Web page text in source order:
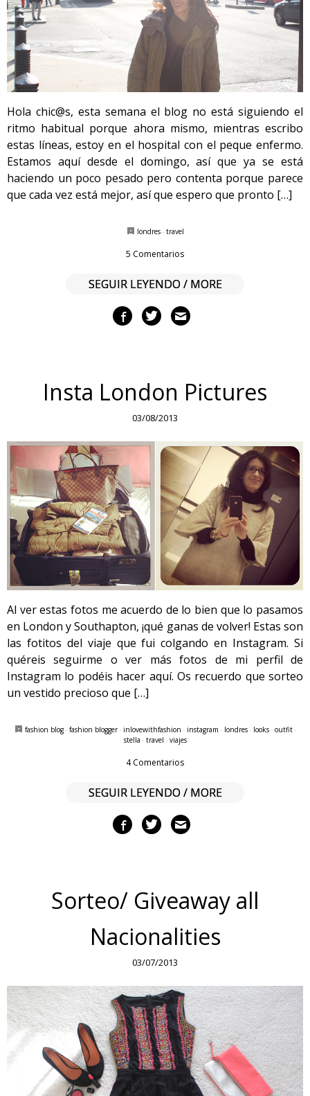
Hola chic@s, esta semana el blog no está siguiendo el
ritmo habitual porque ahora mismo, mientras escribo
estas líneas, estoy en el hospital con el peque enfermo.
Estamos aquí desde el domingo, así que ya se está
haciendo un poco pesado pero contenta porque parece
que cada vez está mejor, así que espero que pronto […]
londres· travel
5 Comentarios
SEGUIR LEYENDO / MORE
Insta London Pictures
03/08/2013
Al ver estas fotos me acuerdo de lo bien que lo pasamos
en London y Southapton, ¡qué ganas de volver! Estas son
las fotitos del viaje que fui colgando en Instagram. Si
quéreis seguirme o ver más fotos de mi perfil de
Instagram lo podéis hacer aquí. Os recuerdo que sorteo
un vestido precioso que […]
fashion blog· fashion blogger· inlovewithfashion · instagram · londres· looks· outfit·
stella · travel · viajes
4 Comentarios
SEGUIR LEYENDO / MORE
Sorteo/ Giveaway all
Nacionalities
03/07/2013